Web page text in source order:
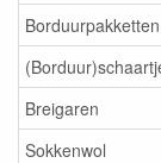
Borduurpakketten
Breigaren
Sokkenwol